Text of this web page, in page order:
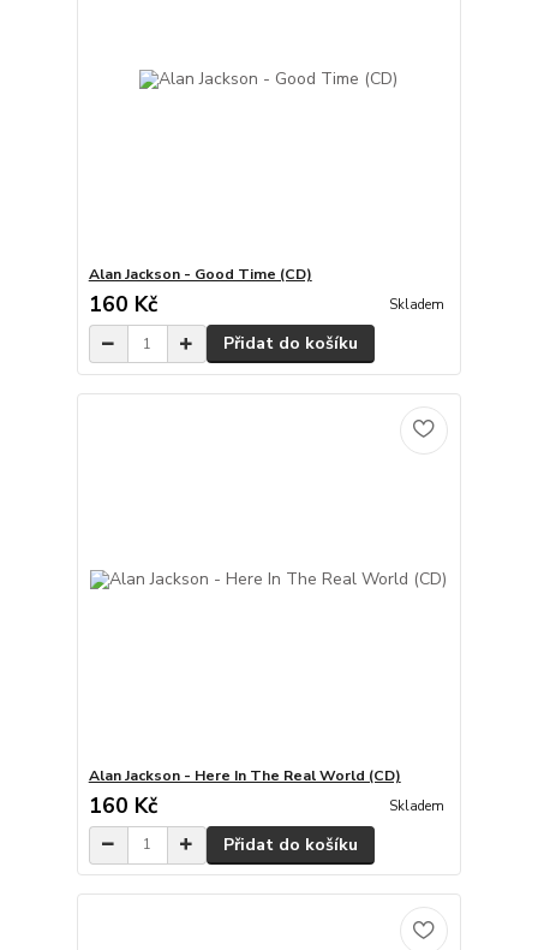
Alan Jackson - Good Time (CD)
160 Kč Skladem
Přidat do košíku
Alan Jackson - Here In The Real World (CD)
160 Kč Skladem
Přidat do košíku